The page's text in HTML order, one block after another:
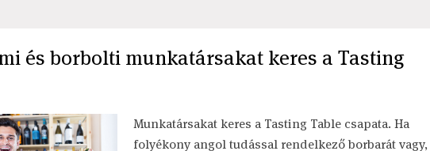
és borbolti munkatársakat keres a Tasting
Munkatársakat keres a Tasting Table csapata. Ha
folyékony angol tudással rendelkező borbarát vagy,